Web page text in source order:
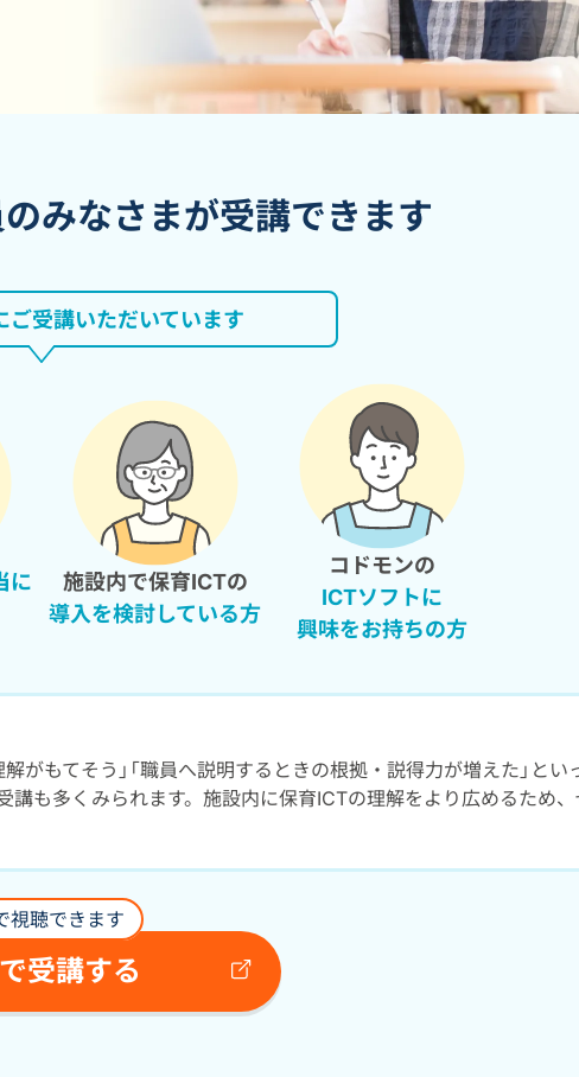
みなさまが受講できます
ご受講いただいています
に
施設内で保育ICTの
導入を検討している方
コドモンの
ICTソフトに
興味をお持ちの方
がもてそう」「職員へ説明するときの根拠・説得力が増えた」とい
講も多くみられます。施設内に保育ICTの理解をより広めるため、
視聴できます
受講する